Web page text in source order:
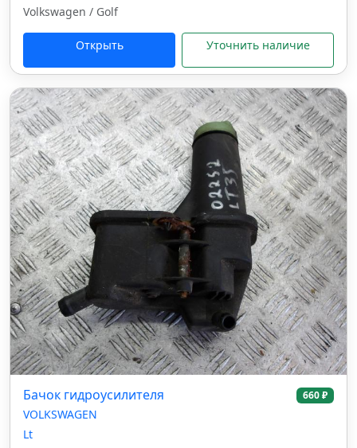
Volkswagen / Golf
Открыть Уточнить наличие
Бачок гидроусилителя 660 ₽
VOLKSWAGEN
Lt